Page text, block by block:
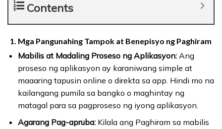
Contents
1. Mga Pangunahing Tampok at Benepisyo ng Paghiram
Mabilis at Madaling Proseso ng Aplikasyon:Ang
proseso ng aplikasyon ay karaniwang simple at
maaaring tapusin online o direkta sa app. Hindi mo na
kailangang pumila sa bangko o maghintay ng
matagal para sa pagproseso ng iyong aplikasyon.
Agarang Pag-apruba:Kilala ang Paghiram sa mabilis